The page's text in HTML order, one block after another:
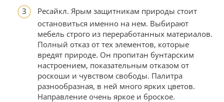
Ресайкл. Ярым защитникам природы стоит
остановиться именно на нем. Выбирают
мебель строго из переработанных материалов.
Полный отказ от тех элементов, которые
вредят природе. Он пропитан бунтарским
настроением, показательным отказом от
роскоши и чувством свободы. Палитра
разнообразная, в ней много ярких цветов.
Направление очень яркое и броское.